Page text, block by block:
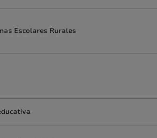
Escolares Rurales